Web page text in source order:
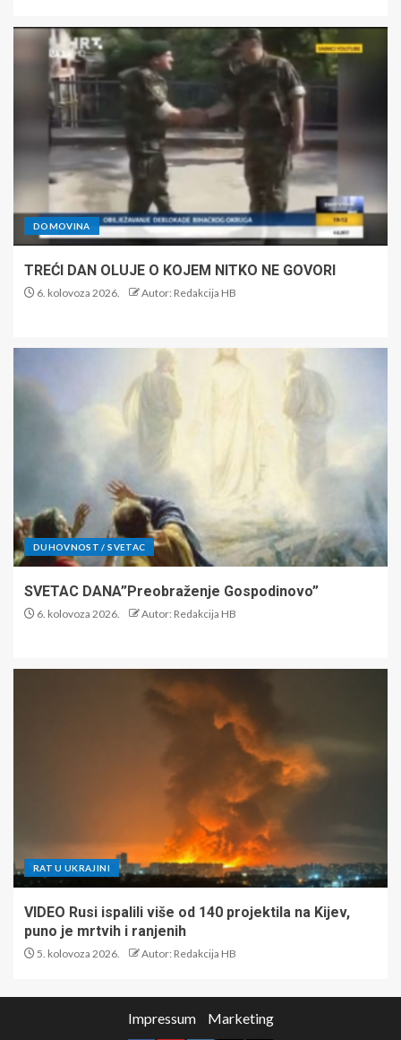
DOMOVINA
TREĆI DAN OLUJE O KOJEM NITKO NE GOVORI
6. kolovoza 2026. Autor: Redakcija HB
DUHOVNOST / SVETAC
SVETAC DANA”Preobraženje Gospodinovo”
6. kolovoza 2026. Autor: Redakcija HB
RAT U UKRAJINI
VIDEO Rusi ispalili više od 140 projektila na Kijev,
puno je mrtvih i ranjenih
5. kolovoza 2026. Autor: Redakcija HB
Impressum Marketing